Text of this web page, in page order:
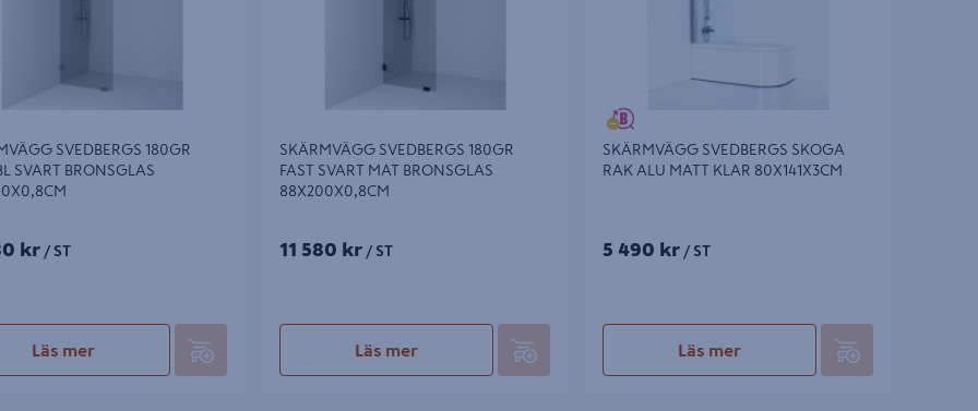
SVEDBERGS 180GR
SVART BRONSGLAS
kr / ST
Läs mer
SKÄRMVÄGG SVEDBERGS 180GR
FAST SVART MAT BRONSGLAS
88X200X0,8CM
11 580 kr / ST
Läs mer
SKÄRMVÄGG SVEDBERGS SKOGA
RAK ALU MATT KLAR 80X141X3CM
5 490 kr / ST
Läs mer